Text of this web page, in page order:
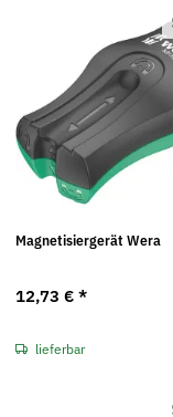
Magnetisiergerät Wera
12,73 € *
lieferbar